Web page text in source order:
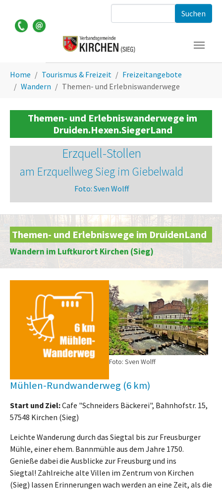
Home Tourismus & Freizeit
Freizeitangebote
Wandern
Themen- und Erlebniswanderwege
Themen- und Erlebniswanderwege im
Druiden.Hexen.SiegerLand
Erzquell-Stollen
am Erzquellweg Sieg im Giebelwald
Foto: Sven Wolff
Themen- und Erlebniswege im DruidenLand
Wandern im Luftkurort Kirchen (Sieg)
Foto: Sven Wolff
Mühlen-Rundwanderweg (6 km)
Start und Ziel:Cafe "Schneiders Bäckerei", Bahnhofstr. 15,
57548 Kirchen (Sieg)
Leichte Wanderung durch das Siegtal bis zur Freusburger
Mühle, einer ehem. Bannmühle aus dem Jahre 1750.
Genieße dabei die Ausblicke zur Freusburg und ins
Siegtal! Zahlreiche alte Villen im Zentrum von Kirchen
(Sieg) lassen Erinnerungen wach werden an eine Zeit, als die